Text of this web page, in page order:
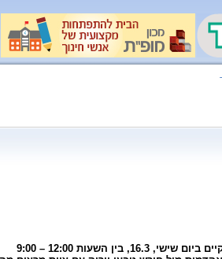
השעות 12:00 – 9:00